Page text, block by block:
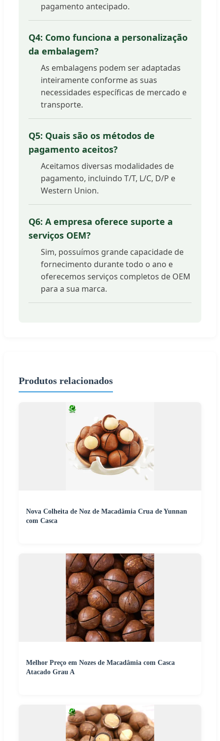
pagamento antecipado.
Q4: Como funciona a personalização
da embalagem?
As embalagens podem ser adaptadas
inteiramente conforme as suas
necessidades específicas de mercado e
transporte.
Q5: Quais são os métodos de
pagamento aceitos?
Aceitamos diversas modalidades de
pagamento, incluindo T/T, L/C, D/P e
Western Union.
Q6: A empresa oferece suporte a
serviços OEM?
Sim, possuímos grande capacidade de
fornecimento durante todo o ano e
oferecemos serviços completos de OEM
para a sua marca.
Produtos relacionados
Nova Colheita de Noz de Macadâmia Crua de Yunnan
com Casca
Melhor Preço em Nozes de Macadâmia com Casca
Atacado Grau A